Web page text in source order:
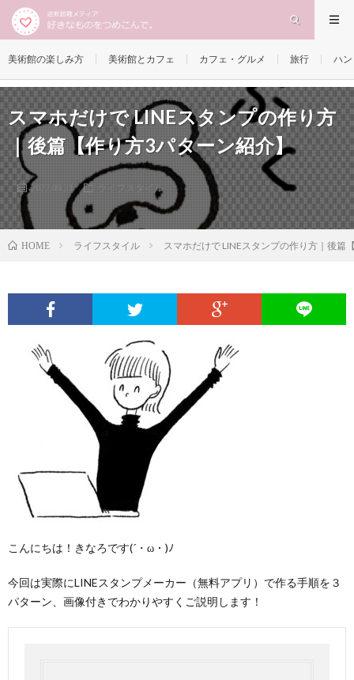
美術館の楽しみ方 美術館とカフェ カフェ・グルメ 旅行 ハ
スマホだけで LINEスタンプの作り方
｜後篇【作り方3パターン紹介】
2022.09.21 ライフスタイル
HOME ライフスタイル スマホだけで LINEスタンプの作り方｜後篇
こんにちは！きなろです(´・ω・)ﾉ
今回は実際にLINEスタンプメーカー（無料アプリ）で作る手順を３
パターン、画像付きでわかりやすくご説明します！